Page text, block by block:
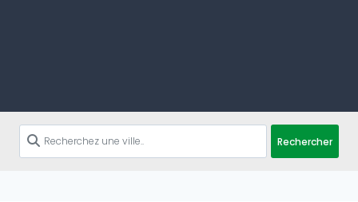
Rechercher